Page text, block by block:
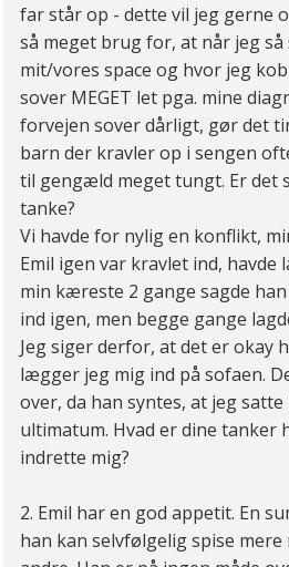
far står op - dette vil jeg gerne
så meget brug for, at når jeg så
mit/vores space og hvor jeg
sover MEGET let pga. mine
forvejen sover dårligt, gør det
barn der kravler op i sengen
til gengæld meget tungt. Er det
tanke?
Vi havde for nylig en konflikt,
Emil igen var kravlet ind, havde
min kæreste 2 gange sagde
ind igen, men begge gange
Jeg siger derfor, at det er okay
lægger jeg mig ind på sofaen.
over, da han syntes, at jeg
ultimatum. Hvad er dine tanker
indrette mig?
2. Emil har en god appetit. En
han kan selvfølgelig spise